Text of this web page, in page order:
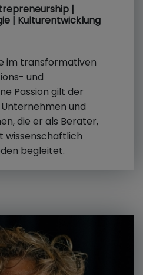
|
| Kulturentwicklung
im transformativen
und
Passion gilt der
und
die er als Berater,
wissenschaftlich
begleitet.